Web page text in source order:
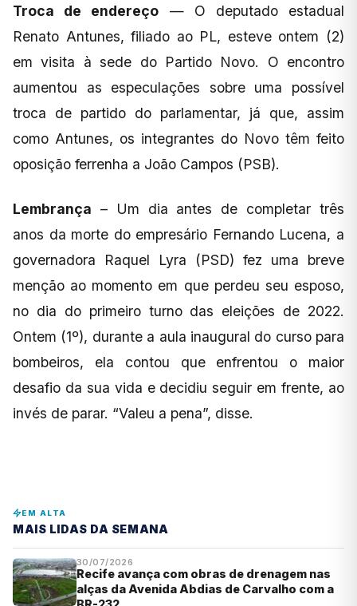
Troca de endereço — O deputado estadual
Renato Antunes, filiado ao PL, esteve ontem (2)
em visita à sede do Partido Novo. O encontro
aumentou as especulações sobre uma possível
troca de partido do parlamentar, já que, assim
como Antunes, os integrantes do Novo têm feito
oposição ferrenha a João Campos (PSB).
Lembrança – Um dia antes de completar três
anos da morte do empresário Fernando Lucena, a
governadora Raquel Lyra (PSD) fez uma breve
menção ao momento em que perdeu seu esposo,
no dia do primeiro turno das eleições de 2022.
Ontem (1º), durante a aula inaugural do curso para
bombeiros, ela contou que enfrentou o maior
desafio da sua vida e decidiu seguir em frente, ao
invés de parar. “Valeu a pena”, disse.
EM ALTA
MAIS LIDAS DA SEMANA
30/07/2026
Recife avança com obras de drenagem nas
alças da Avenida Abdias de Carvalho com a